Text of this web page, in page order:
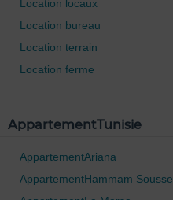
Location locaux
Location bureau
Location terrain
Location ferme
AppartementTunisie
AppartementAriana
AppartementHammam Sousse